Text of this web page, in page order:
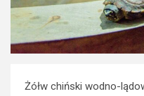
Żółw chiński wodno-